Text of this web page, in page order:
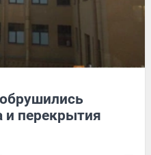
и перекрытия